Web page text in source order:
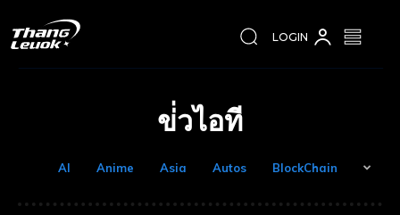
LOGIN
ข่่วไอที
AI Anime Asia Autos BlockChain